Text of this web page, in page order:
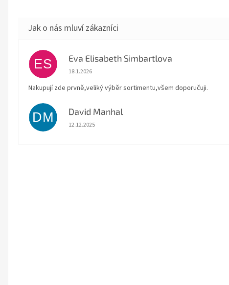
ES Eva Elisabeth Simbartlova
Hodnocení obchodu je 5 z 5 hvězdiček.
18.1.2026
Nakupují zde prvně,veliký výběr sortimentu,všem doporučuji.
DM David Manhal
Hodnocení obchodu je 5 z 5 hvězdiček.
12.12.2025